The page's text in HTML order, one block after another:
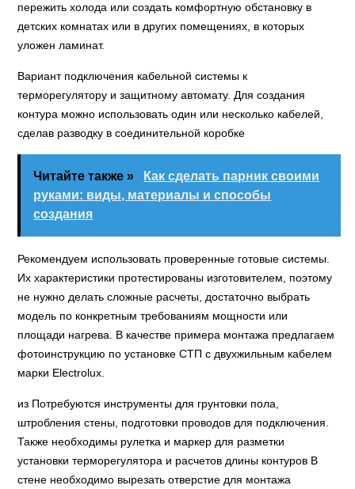
пережить холода или создать комфортную обстановку в
детских комнатах или в других помещениях, в которых
уложен ламинат.
Вариант подключения кабельной системы к
терморегулятору и защитному автомату. Для создания
контура можно использовать один или несколько кабелей,
сделав разводку в соединительной коробке
Читайте также »
Как сделать парник своими
руками: виды, материалы и способы
создания
Рекомендуем использовать проверенные готовые системы.
Их характеристики протестированы изготовителем, поэтому
не нужно делать сложные расчеты, достаточно выбрать
модель по конкретным требованиям мощности или
площади нагрева. В качестве примера монтажа предлагаем
фотоинструкцию по установке СТП с двухжильным кабелем
марки Electrolux.
из Потребуются инструменты для грунтовки пола,
штробления стены, подготовки проводов для подключения.
Также необходимы рулетка и маркер для разметки
установки терморегулятора и расчетов длины контуров В
стене необходимо вырезать отверстие для монтажа